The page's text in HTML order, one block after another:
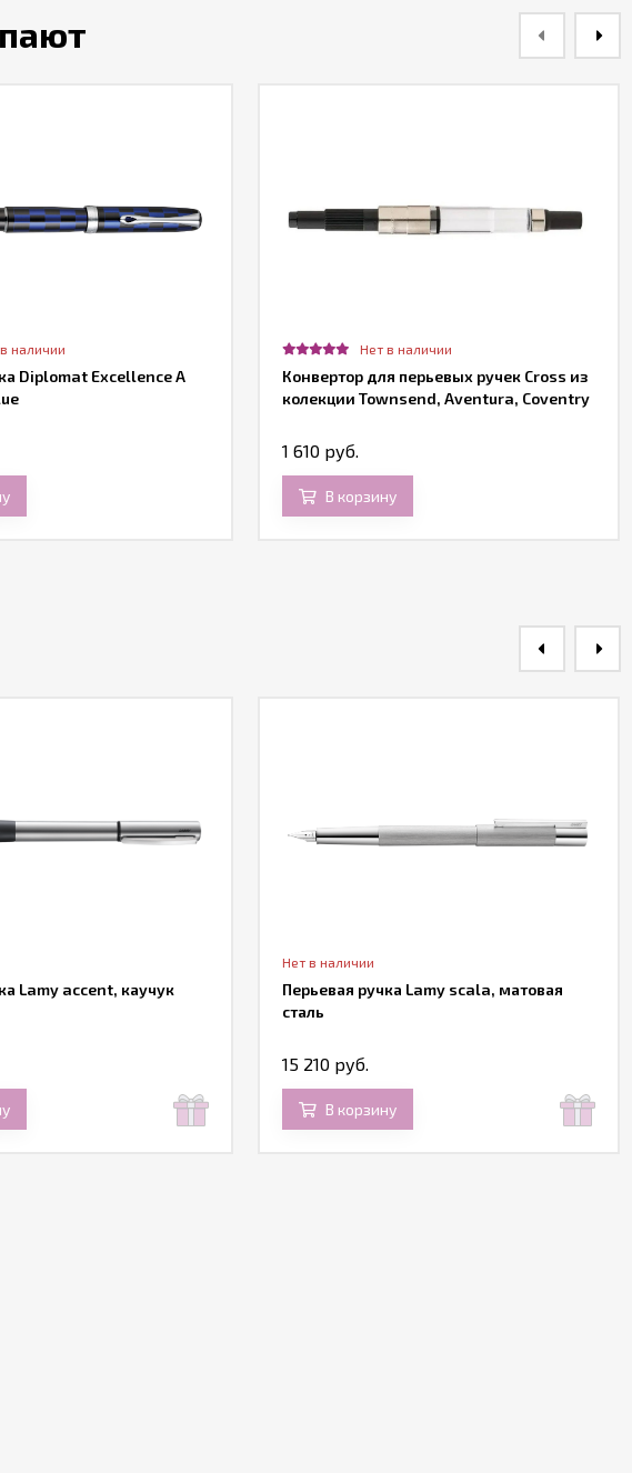
наличии
Diplomat Excellence A
Нет в наличии
Конвертор для перьевых ручек Cross из
колекции Townsend, Aventura, Coventry
1 610 руб.
В корзину
Lamy accent, каучук
Нет в наличии
Перьевая ручка Lamy scala, матовая
сталь
15 210 руб.
В корзину